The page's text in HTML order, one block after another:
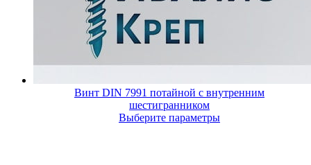
Винт DIN 7991 потайной с внутренним
шестигранником
Выберите параметры